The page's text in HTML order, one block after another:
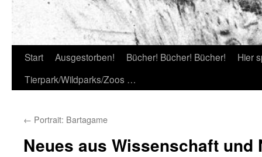
Start Ausgestorben! Bücher! Bücher! Bücher!
Hier
Tierpark/Wildparks/Zoos …
← Portrait: Bartagame
Neues aus Wissenschaft und